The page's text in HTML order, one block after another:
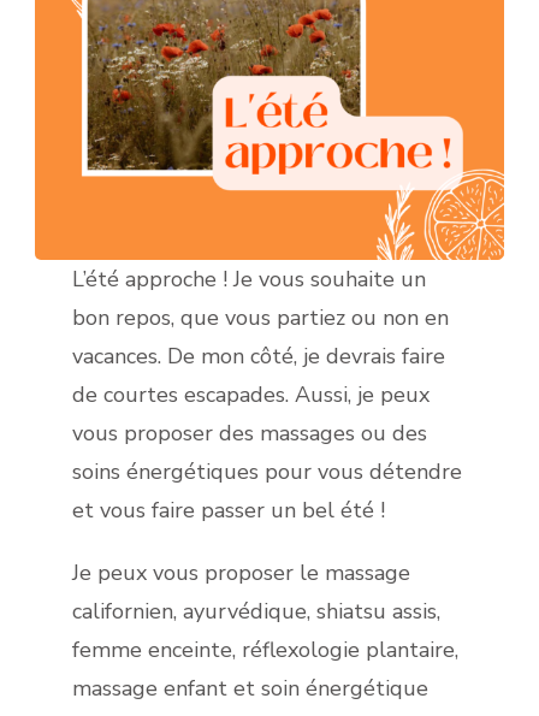
L’été approche ! Je vous souhaite un
bon repos, que vous partiez ou non en
vacances. De mon côté, je devrais faire
de courtes escapades. Aussi, je peux
vous proposer des massages ou des
soins énergétiques pour vous détendre
et vous faire passer un bel été !
Je peux vous proposer le massage
californien, ayurvédique, shiatsu assis,
femme enceinte, réflexologie plantaire,
massage enfant et soin énergétique